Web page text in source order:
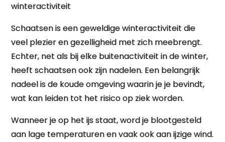
winteractiviteit
Schaatsen is een geweldige winteractiviteit die
veel plezier en gezelligheid met zich meebrengt.
Echter, net als bij elke buitenactiviteit in de winter,
heeft schaatsen ook zijn nadelen. Een belangrijk
nadeel is de koude omgeving waarin je je bevindt,
wat kan leiden tot het risico op ziek worden.
Wanneer je op het ijs staat, word je blootgesteld
aan lage temperaturen en vaak ook aan ijzige wind.